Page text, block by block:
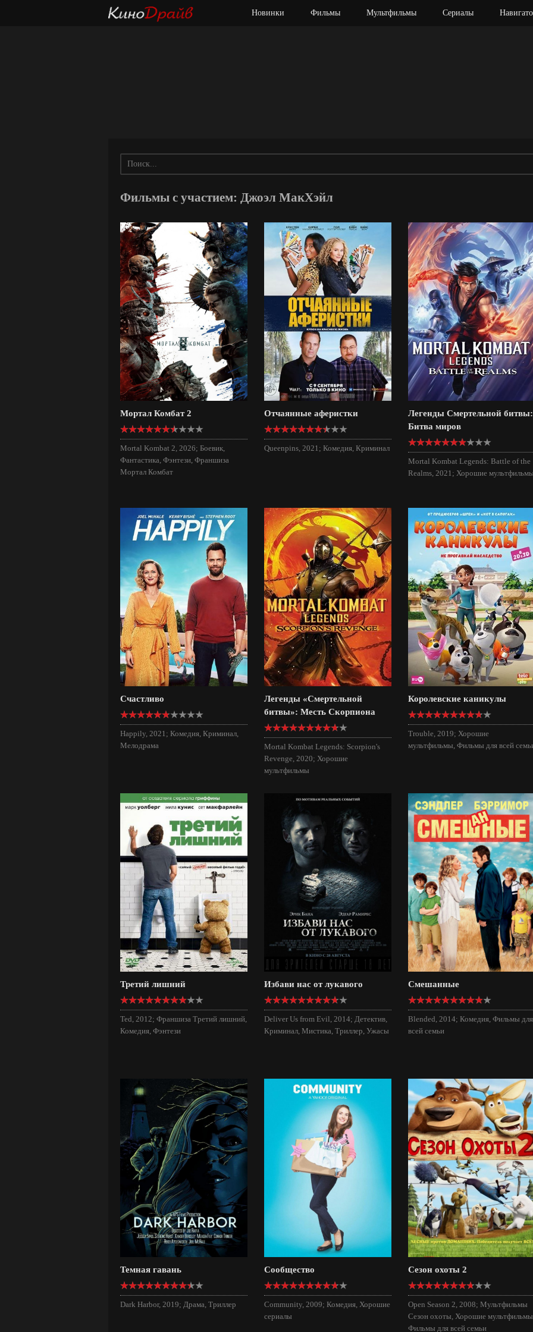
Новинки Фильмы Мультфильмы Сериалы
Фильмы с участием: Джоэл МакХэйл
Мортал Комбат 2
Mortal Kombat 2, 2026; Боевик,
Фантастика, Фэнтези, Франшиза
Мортал Комбат
Отчаянные аферистки
Queenpins, 2021; Комедия, Криминал
Легенды Смертельной битвы:
Битва миров
Mortal Kombat Legends: Battle of the
Realms, 2021; Хорошие
Счастливо
Happily, 2021; Комедия, Криминал,
Мелодрама
Легенды «Смертельной
битвы»: Месть Скорпиона
Mortal Kombat Legends: Scorpion's
Revenge, 2020; Хорошие
мультфильмы
Королевские каникулы
Trouble, 2019; Хорошие
мультфильмы, Фильмы для всей
Третий лишний
Ted, 2012; Франшиза Третий лишний,
Комедия, Фэнтези
Избави нас от лукавого
Deliver Us from Evil, 2014; Детектив,
Криминал, Мистика, Триллер, Ужасы
Смешанные
Blended, 2014; Комедия, Фильмы для
всей семьи
Темная гавань
Dark Harbor, 2019; Драма, Триллер
Сообщество
Community, 2009; Комедия, Хорошие
сериалы
Сезон охоты 2
Open Season 2, 2008; Мультфильмы
Сезон охоты, Хорошие
Фильмы для всей семьи